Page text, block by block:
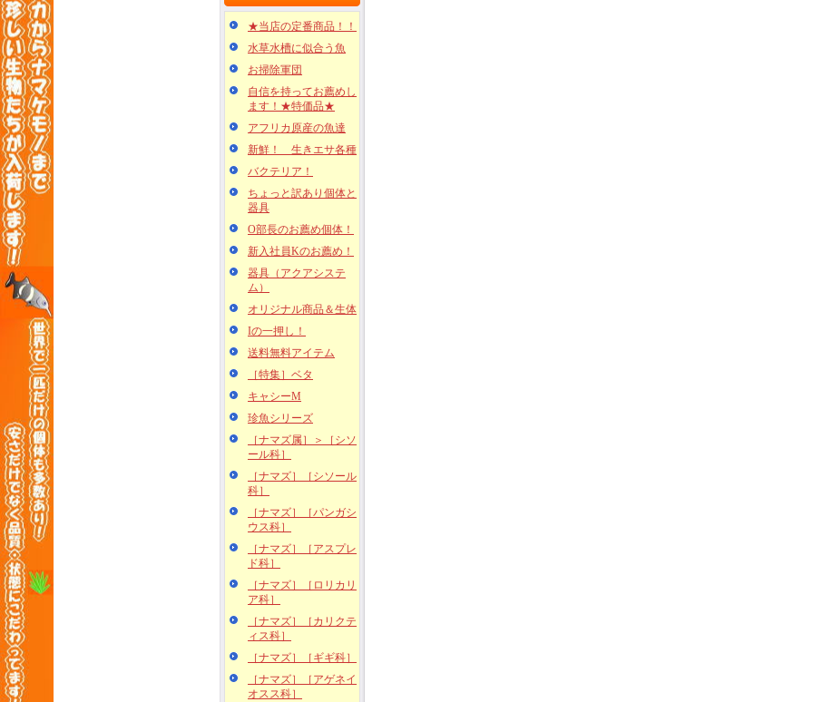
★当店の定番商品！！
水草水槽に似合う魚
お掃除軍団
自信を持ってお薦めし
ます！★特価品★
アフリカ原産の魚達
新鮮！ 生きエサ各種
バクテリア！
ちょっと訳あり個体と
器具
O部長のお薦め個体！
新入社員Kのお薦め！
器具（アクアシステ
ム）
オリジナル商品＆生体
Iの一押し！
送料無料アイテム
［特集］ベタ
キャシーM
珍魚シリーズ
［ナマズ属］＞［シソ
ール科］
［ナマズ］［シソール
科］
［ナマズ］［パンガシ
ウス科］
［ナマズ］［アスプレ
ド科］
［ナマズ］［ロリカリ
ア科］
［ナマズ］［カリクテ
ィス科］
［ナマズ］［ギギ科］
［ナマズ］［アゲネイ
オスス科］